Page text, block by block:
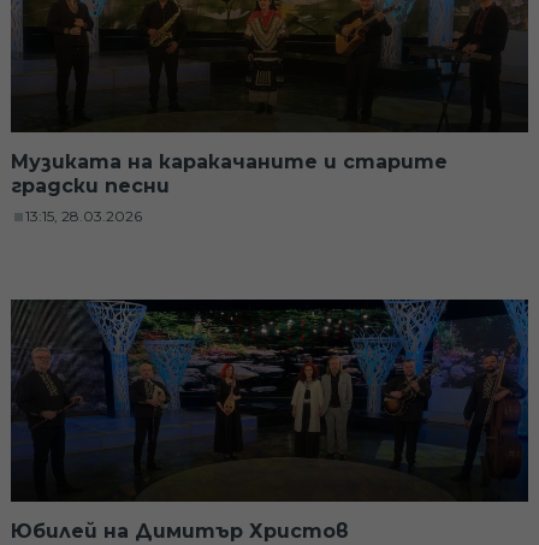
Музиката на каракачаните и старите
градски песни
13:15, 28.03.2026
Юбилей на Димитър Христов